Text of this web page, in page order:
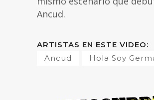
Ancud.
ARTISTAS EN ESTE VIDEO:
Ancud
Hola Soy